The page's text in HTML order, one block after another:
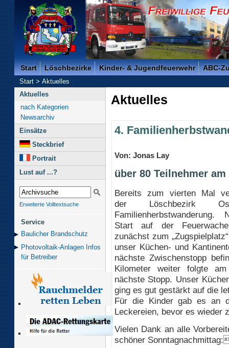
Freiwillige Feuerwehr der Kreisstadt Saarlouis -
Start Löschbezirke Kinder- & Jugendfeuerwehr ABC-
Start>Aktuelles
Aktuelles
nach Kategorien
Newsarchiv
Einsätze
Steckbrief
Portrait
Lust auf ...?
Erweiterte Volltextsuche
Service
Baulicher Brand­schutz
Photovoltaik-Anlagen Infos
für Betreiber
Aktuelles
4.
Von: Jonas Lay
über 80 Teilnehmer
Bereits zum vierten Mal
der Löschbezirk
Familienherbstwanderung.
Start auf der
zunächst zum
unser Küchen- und
nächste Zwischenstopp
Kilometer weiter folgte am
nächste Stopp. Unser
ging es gut gestärkt auf die
Für die Kinder gab es an
Leckereien, bevor es wieder
Vielen Dank an alle
schöner